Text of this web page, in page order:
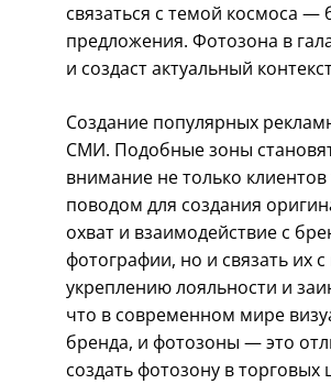
связаться с темой космоса
предложения. Фотозона в
и создаст актуальный
Создание популярных
СМИ. Подобные зоны
внимание не только
поводом для создания
охват и взаимодействие с
фотографии, но и связать их
укреплению лояльности и
что в современном мире
бренда, и фотозоны — это
создать фотозону в